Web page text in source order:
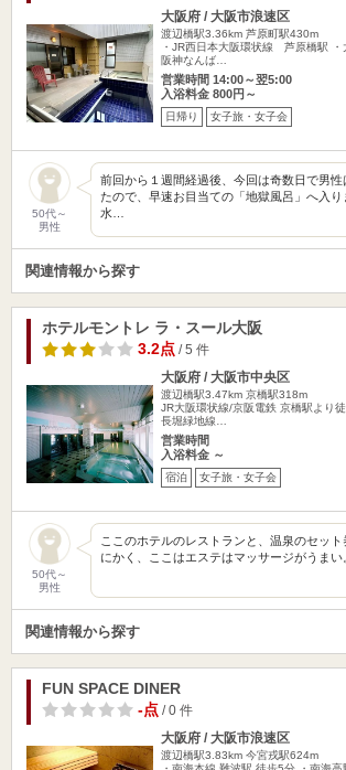
大阪府 / 大阪市浪速区
渡辺橋駅3.36km 芦原町駅430m
・JR西日本大阪環状線 芦原橋駅 ・
阪神なんば…
営業時間 14:00～翌5:00
入浴料金 800円～
日帰り 女子旅・女子会
50代～
男性
前回から１週間経過後、今回は奇数日で男
たので、早速お目当ての「地獄風呂」へ入
水…
関連情報から探す
ホテルモントレ ラ・スール大阪
3.2点/ 5 件
大阪府 / 大阪市中央区
渡辺橋駅3.47km 京橋駅318m
JR大阪環状線/京阪電鉄 京橋駅より
長堀緑地線…
営業時間
入浴料金 ～
宿泊 女子旅・女子会
50代～
男性
ここのホテルのレストランと、温泉のセッ
にかく、ここはエステはマッサージがうま
関連情報から探す
FUN SPACE DINER
-点/ 0 件
大阪府 / 大阪市浪速区
渡辺橋駅3.83km 今宮戎駅624m